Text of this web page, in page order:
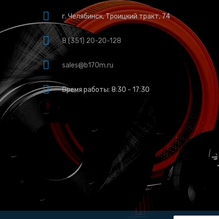
г. Челябинск, Троицкий тракт, 74
8 (351) 20-20-128
sales@b170m.ru
Время работы: 8:30 - 17:30